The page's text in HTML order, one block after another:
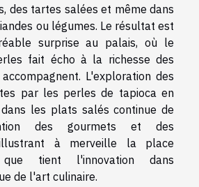
des tartes salées et même dans
ou légumes. Le résultat est
surprise au palais, où le
fait écho à la richesse des
L'exploration des
par les perles de tapioca en
les plats salés continue de
des gourmets et des
illustrant à merveille la place
que tient l'innovation dans
de l'art culinaire.